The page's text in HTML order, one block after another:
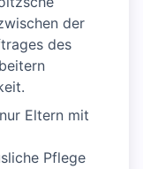
der
des
Eltern mit
Pflege